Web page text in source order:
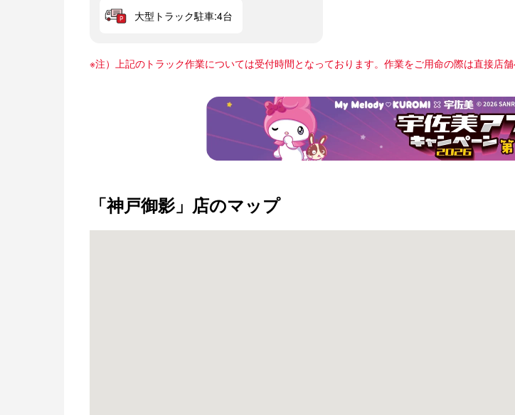
大型トラック駐車:4台
※注）上記のトラック作業については受付時間となっております。作業をご用命の際は直接店
「神戸御影」店のマップ